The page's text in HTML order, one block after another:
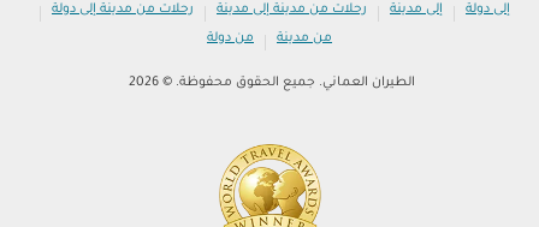
إلى دولة | إلى مدينة | رحلات من مدينة إلى مدينة | رحلات من مدينة إلى دولة |
من مدينة | من دولة
الطيران العماني. جميع الحقوق محفوظة. © 2026